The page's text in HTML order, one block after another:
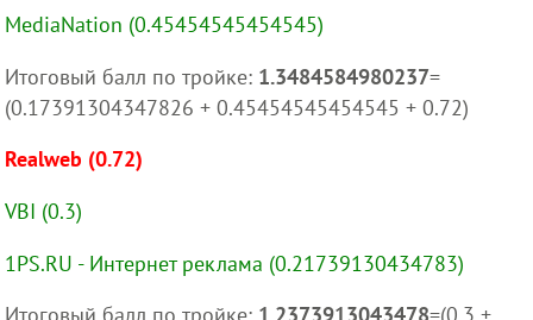
MediaNation (0.45454545454545)
Итоговый балл по тройке: 1.3484584980237=
(0.17391304347826 + 0.45454545454545 + 0.72)
Realweb (0.72)
VBI (0.3)
1PS.RU - Интернет реклама (0.21739130434783)